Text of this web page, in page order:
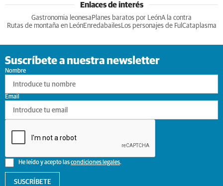
Enlaces de interés
Gastronomia leonesa Planes baratos por LeónA la contra
Rutas de montaña en LeónEnredabailesLos personajes de Ful Cataplasma
Suscríbete a nuestra newsletter
Nombre
He leído y acepto lascondiciones legales.
Email
SUSCRÍBETE